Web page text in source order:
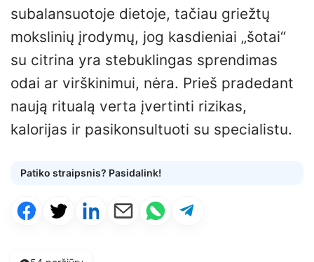
subalansuotoje dietoje, tačiau griežtų
mokslinių įrodymų, jog kasdieniai „šotai“
su citrina yra stebuklingas sprendimas
odai ar virškinimui, nėra. Prieš pradedant
naują ritualą verta įvertinti rizikas,
kalorijas ir pasikonsultuoti su specialistu.
Patiko straipsnis? Pasidalink!